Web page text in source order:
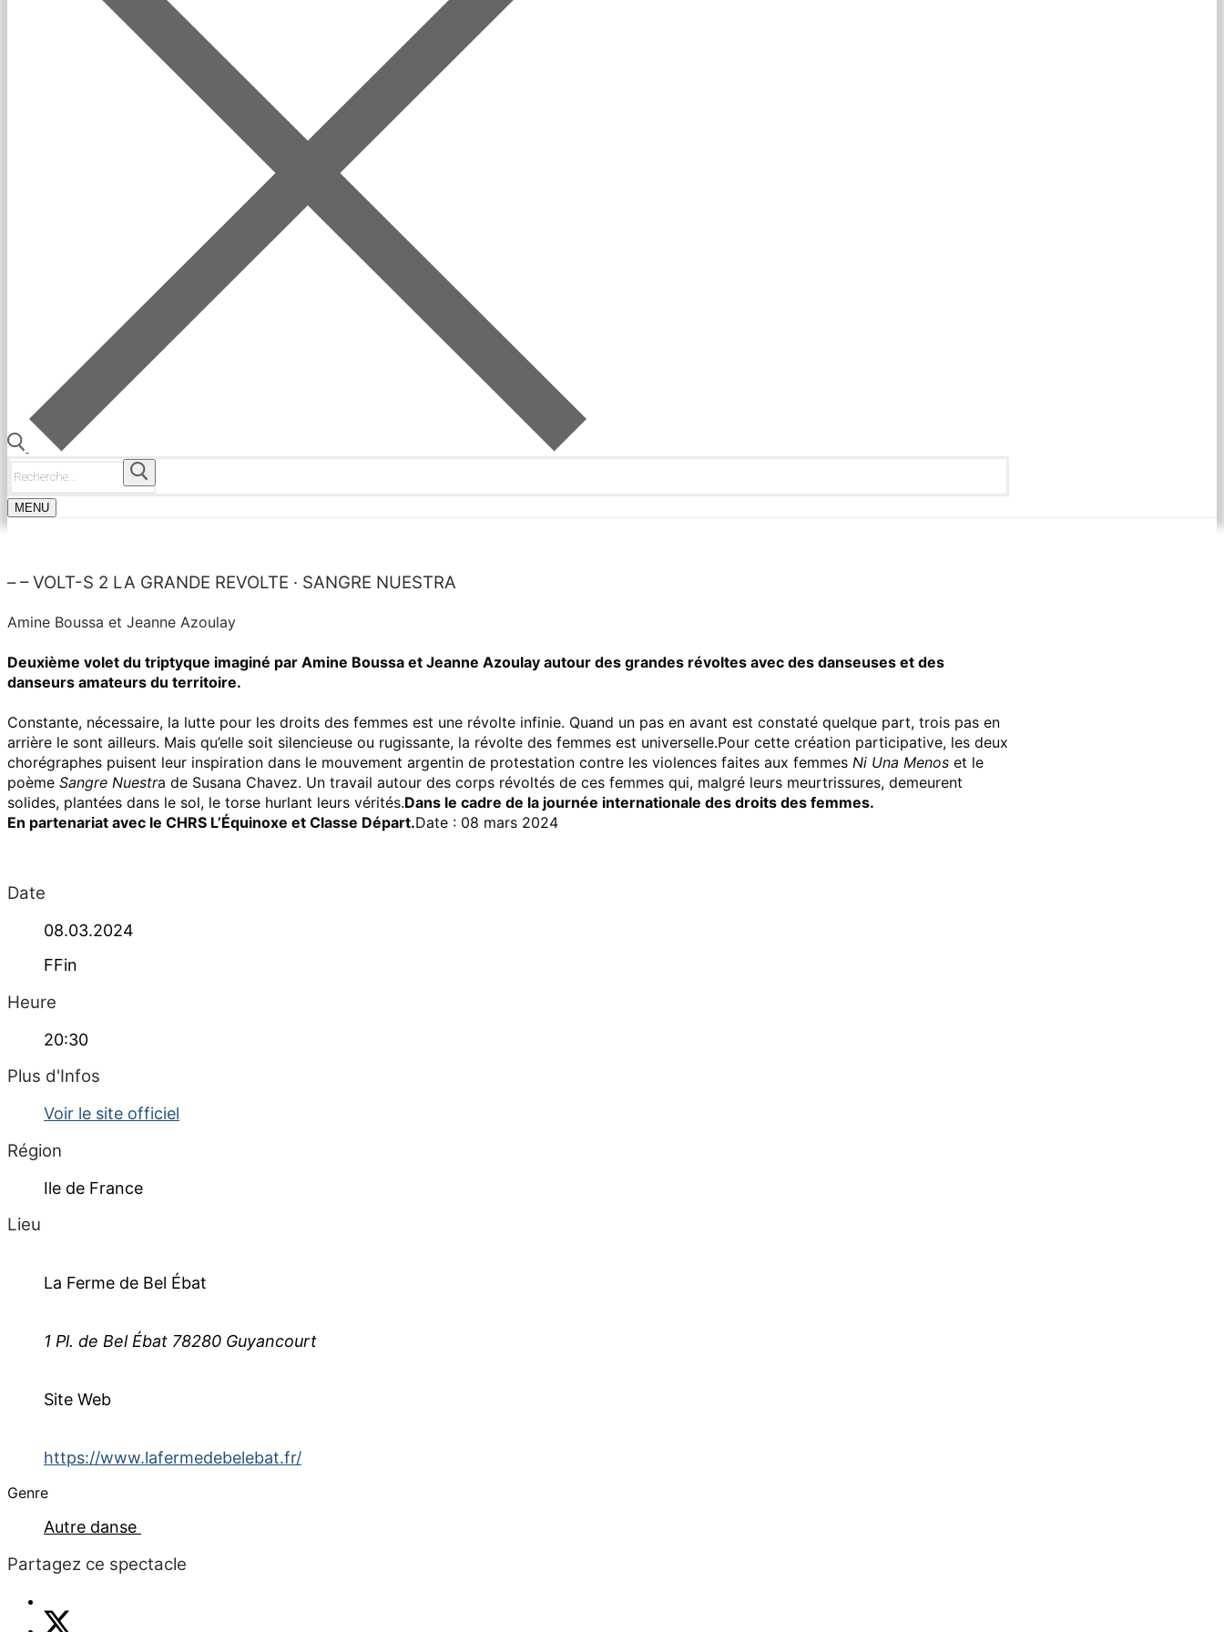
Rechercher
MENU
– – VOLT-S 2 LA GRANDE REVOLTE · SANGRE NUESTRA
Amine Boussa et Jeanne Azoulay
Deuxième volet du triptyque imaginé par Amine Boussa et Jeanne Azoulay autour des grandes révoltes avec des danseuses et des
danseurs amateurs du territoire.
Constante, nécessaire, la lutte pour les droits des femmes est une révolte infinie. Quand un pas en avant est constaté quelque part, trois pas en
arrière le sont ailleurs. Mais qu’elle soit silencieuse ou rugissante, la révolte des femmes est universelle.Pour cette création participative, les deux
chorégraphes puisent leur inspiration dans le mouvement argentin de protestation contre les violences faites aux femmes Ni Una Menos et le
poème Sangre Nuestra de Susana Chavez. Un travail autour des corps révoltés de ces femmes qui, malgré leurs meurtrissures, demeurent
solides, plantées dans le sol, le torse hurlant leurs vérités.Dans le cadre de la journée internationale des droits des femmes.
En partenariat avec le CHRS L’Équinoxe et Classe Départ.Date : 08 mars 2024
Date
08.03.2024
FFin
Heure
20:30
Plus d'Infos
Voir le site officiel
Région
Ile de France
Lieu
La Ferme de Bel Ébat
1 Pl. de Bel Ébat 78280 Guyancourt
Site Web
https://www.lafermedebelebat.fr/
Genre
Autre danse
Partagez ce spectacle